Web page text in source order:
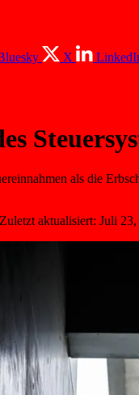
X
als die
Zuletzt aktualisiert: Juli